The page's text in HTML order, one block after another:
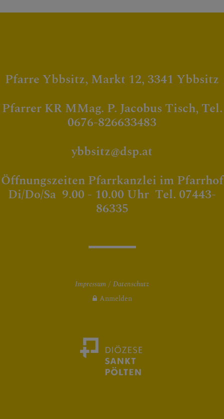
Pfarre Ybbsitz, Markt 12, 3341 Ybbsitz
Pfarrer KR MMag. P. Jacobus Tisch, Tel.
0676-826633483
ybbsitz@dsp.at
Öffnungszeiten Pfarrkanzlei im Pfarrhof
Di/Do/Sa 9.00 - 10.00 Uhr Tel. 07443-
86335
Impressum
Datenschutz
Anmelden